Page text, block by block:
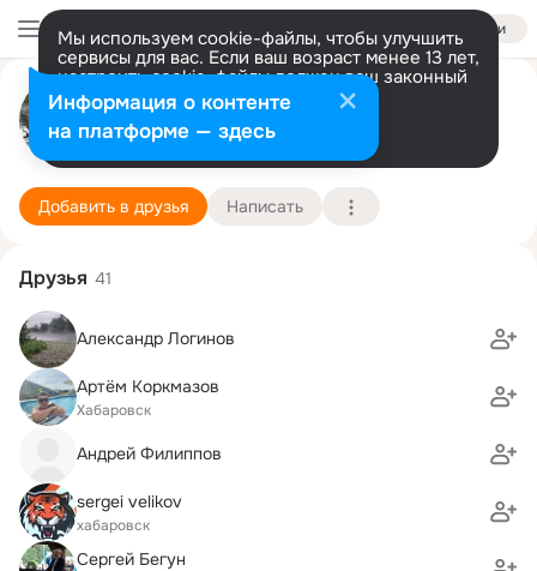
Войти
Мы используем cookie-файлы, чтобы улучшить
сервисы для вас. Если ваш возраст менее 13 лет,
настроить cookie-файлы должен ваш законный
представитель. Больше информации
Разрешить все Настроить
Валерий Великов
Хабаровск
15 ноября
ТОГУ, Тихоокеанский государственный
Подробнее
Добавить в друзья Написать
Друзья 41
Александр Логинов
Артём Коркмазов
Хабаровск
Андрей Филиппов
sergei velikov
хабаровск
Сергей Бегун
Информация о контенте
на платформе — здесь